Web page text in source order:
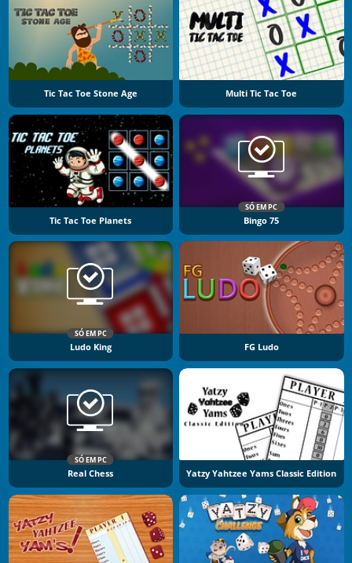
Tic Tac Toe Stone Age Multi Tic Tac Toe
Tic Tac Toe Planets
SÓ EM PC
Bingo 75
SÓ EM PC
Ludo King FG Ludo
SÓ EM PC
Real Chess Yatzy Yahtzee Yams Classic Edition